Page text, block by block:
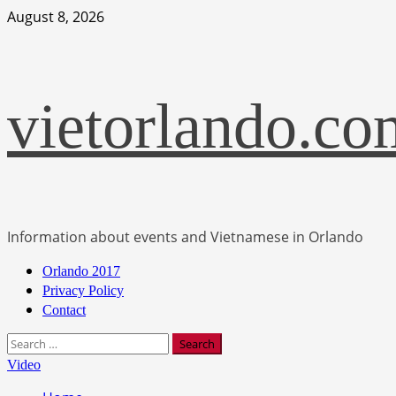
Skip
August 8, 2026
Information about events and Vietnamese in Orlando
Primary
Menu
Orlando 2017
Privacy Policy
Contact
Search
for:
Video